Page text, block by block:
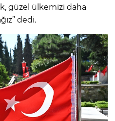
güzel ülkemizi daha
dedi.